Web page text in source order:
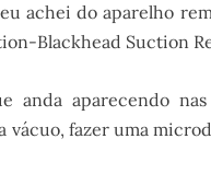
achei do aparelho
Blackhead Suction
anda aparecendo
vácuo, fazer uma